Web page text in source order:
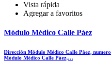
Vista rápida
Agregar a favoritos
Módulo Médico Calle Páez
Dirección Módulo Médico Calle Páez,
Módulo Médico Calle Páez,…